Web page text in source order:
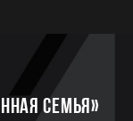
семья»